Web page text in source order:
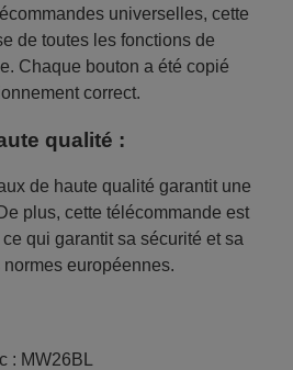
universelles, cette
de toutes les fonctions de
Chaque bouton a été copié
correct.
qualité :
de haute qualité garantit une
plus, cette télécommande est
qui garantit sa sécurité et sa
européennes.
: MW26BL